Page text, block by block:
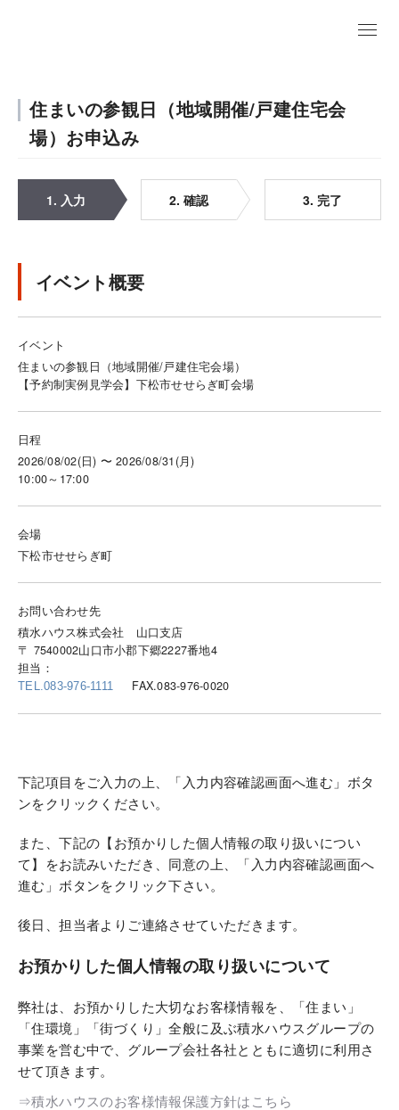
住まいの参観日（地域開催/戸建住宅会
場）お申込み
1. 入力 2. 確認 3. 完了
イベント概要
イベント
住まいの参観日（地域開催/戸建住宅会場）
【予約制実例見学会】下松市せせらぎ町会場
日程
2026/08/02(日) 〜 2026/08/31(月)
10:00～17:00
会場
下松市せせらぎ町
お問い合わせ先
積水ハウス株式会社 山口支店
〒 7540002山口市小郡下郷2227番地4
担当：
TEL.083-976-1111 FAX.083-976-0020
下記項目をご入力の上、「入力内容確認画面へ進む」ボタ
ンをクリックください。
また、下記の【お預かりした個人情報の取り扱いについ
て】をお読みいただき、同意の上、「入力内容確認画面へ
進む」ボタンをクリック下さい。
後日、担当者よりご連絡させていただきます。
お預かりした個人情報の取り扱いについて
弊社は、お預かりした大切なお客様情報を、「住まい」
「住環境」「街づくり」全般に及ぶ積水ハウスグループの
事業を営む中で、グループ会社各社とともに適切に利用さ
せて頂きます。
⇒積水ハウスのお客様情報保護方針はこちら